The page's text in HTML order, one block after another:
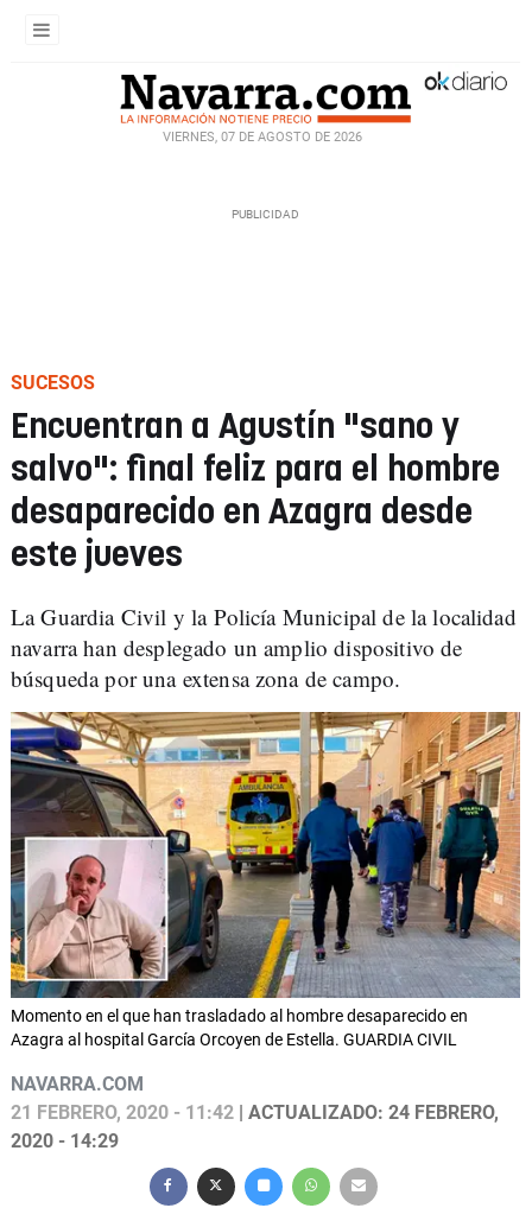
VIERNES, 07 DE AGOSTO DE 2026
SUCESOS
Encuentran a Agustín "sano y
salvo": final feliz para el hombre
desaparecido en Azagra desde
este jueves
La Guardia Civil y la Policía Municipal de la localidad
navarra han desplegado un amplio dispositivo de
búsqueda por una extensa zona de campo.
Momento en el que han trasladado al hombre desaparecido en
Azagra al hospital García Orcoyen de Estella. GUARDIA CIVIL
NAVARRA.COM
21 FEBRERO, 2020 - 11:42 | ACTUALIZADO: 24 FEBRERO,
2020 - 14:29